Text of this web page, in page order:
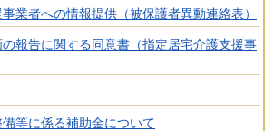
業者への情報提供（被保護者異動連絡表）
報告に関する同意書（指定居宅介護支援事
等に係る補助金について